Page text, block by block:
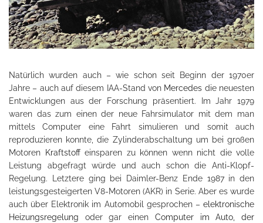
Natürlich wurden auch – wie schon seit Beginn der 1970er
Jahre – auch auf diesem IAA-Stand von Mercedes die neuesten
Entwicklungen aus der Forschung präsentiert. Im Jahr 1979
waren das zum einen der neue Fahrsimulator mit dem man
mittels Computer eine Fahrt simulieren und somit auch
reproduzieren konnte, die Zylinderabschaltung um bei großen
Motoren
Kraftstoffeinsparen zu können wenn nicht die volle
Leistung abgefragt würde und auch schon die Anti-Klopf-
Regelung. Letztere ging bei Daimler-Benz Ende 1987 in den
leistungsgesteigerten V8-Motoren (AKR) in Serie. Aber es wurde
auch über Elektronik im Automobil gesprochen – elektronische
Heizungsregelung oder gar einen Computer im Auto, der